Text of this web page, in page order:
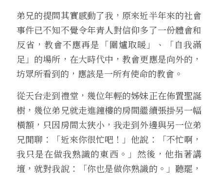
弟兄的提問其實感動了我，原來近半年來的社會
事件已不知不覺令年青人對信仰多了一份體會和
反省，教會不應再是「圍爐取暖」、「自我滿
足」的場所，在大時代中，教會更應是向外的，
坊眾所看到的，應該是一所有使命的教會。
從天台走到禮堂，幾位年輕的姊妹正在佈置聖誕
樹，幾位弟兄就走進鐘樓的房間繼續張掛另一幅
橫額，只因房間太狹小，我走到外邊與另一位弟
兄閒聊：「近來你很忙吧！」他說：「不忙啊，
我只是在做我熟識的東西。」然後，他指著講
壇，就對我說：「你也是做你熟識的。」聽罷，